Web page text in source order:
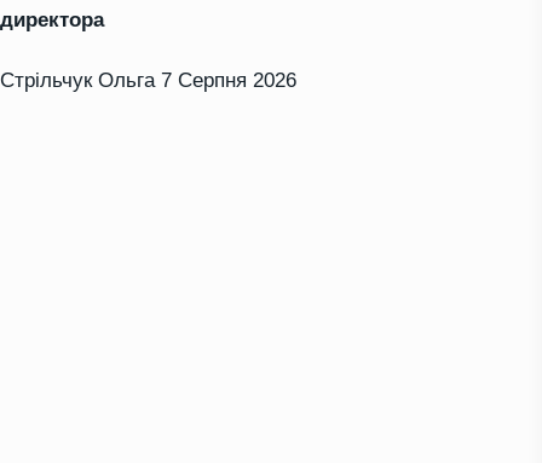
директора
Стрільчук Ольга 7 Серпня 2026